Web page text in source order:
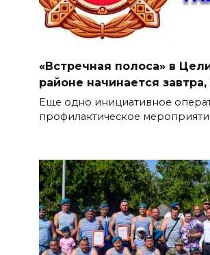
«Встречная полоса» в
районе начинается завтра,
Еще одно инициативное
профилактическое